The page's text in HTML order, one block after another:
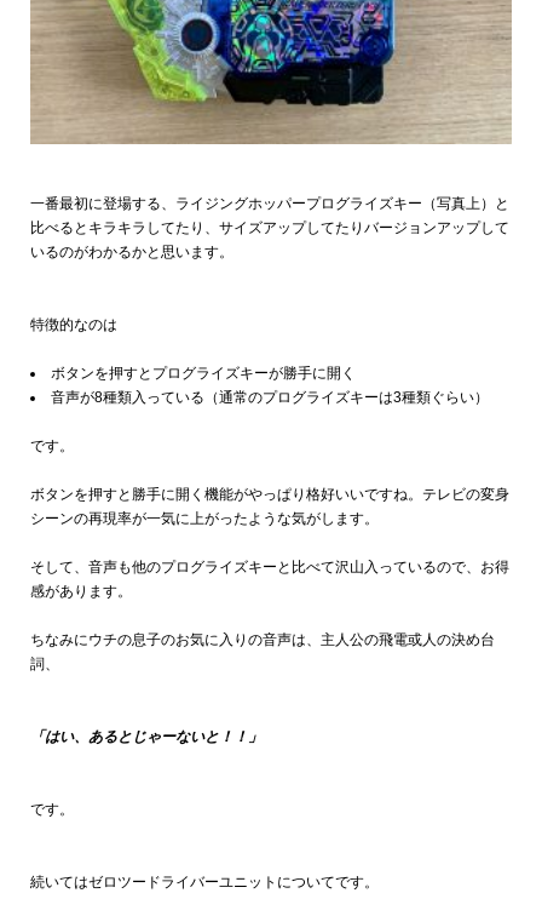
一番最初に登場する、ライジングホッパープログライズキー（写真上）と
比べるとキラキラしてたり、サイズアップしてたりバージョンアップして
いるのがわかるかと思います。
特徴的なのは
ボタンを押すとプログライズキーが勝手に開く
音声が8種類入っている（通常のプログライズキーは3種類ぐらい）
です。
ボタンを押すと勝手に開く機能がやっぱり格好いいですね。テレビの変身
シーンの再現率が一気に上がったような気がします。
そして、音声も他のプログライズキーと比べて沢山入っているので、お得
感があります。
ちなみにウチの息子のお気に入りの音声は、主人公の飛電或人の決め台
詞、
「はい、あるとじゃーないと！！」
です。
続いてはゼロツードライバーユニットについてです。